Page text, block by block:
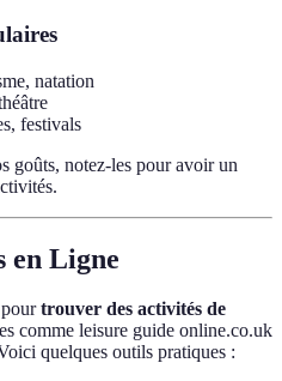
natation
festivals
goûts, notez-les pour avoir un
en Ligne
trouver des activités de
comme leisure guide online.co.uk
quelques outils pratiques :